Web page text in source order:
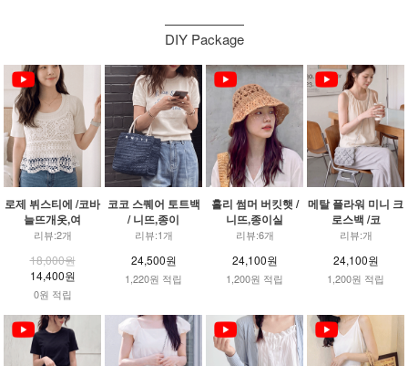
DIY Package
로제 뷔스티에 /코바
늘뜨개옷,여
리뷰:2개
18,000원
14,400원
0원 적립
코코 스퀘어 토트백
/ 니뜨,종이
리뷰:1개
24,500원
1,220원 적립
홀리 썸머 버킷햇 /
니뜨,종이실
리뷰:6개
24,100원
1,200원 적립
메탈 플라워 미니 크
로스백 /코
리뷰:개
24,100원
1,200원 적립